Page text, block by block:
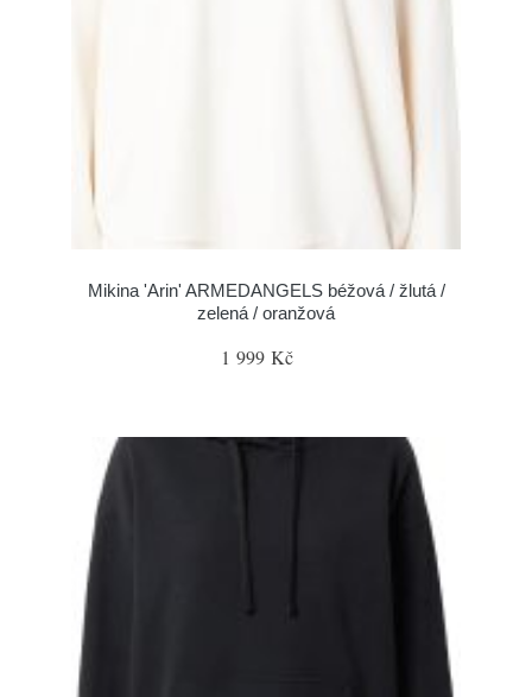
Mikina 'Arin' ARMEDANGELS béžová / žlutá /
zelená / oranžová
1 999 Kč